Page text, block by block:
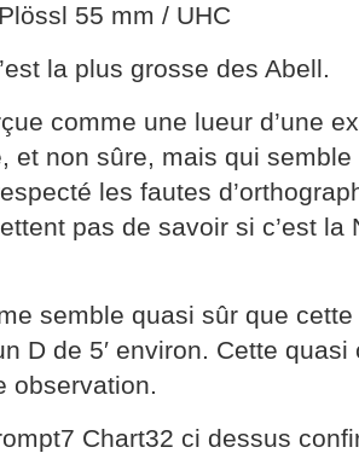
55 mm / UHC
la plus grosse des Abell.
comme une lueur d’une
et non sûre, mais qui
les fautes
pas de savoir si c’est
semble quasi sûr que
D de 5′ environ. Cette
observation.
Chart32 ci dessus